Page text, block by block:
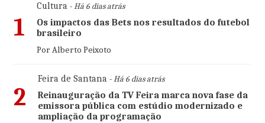
1
Cultura- Há 6 dias atrás
Os impactos das Bets nos resultados do futebol
brasileiro
Por Alberto Peixoto
2
Feira de Santana- Há 6 dias atrás
Reinauguração da TV Feira marca nova fase da
emissora pública com estúdio modernizado e
ampliação da programação